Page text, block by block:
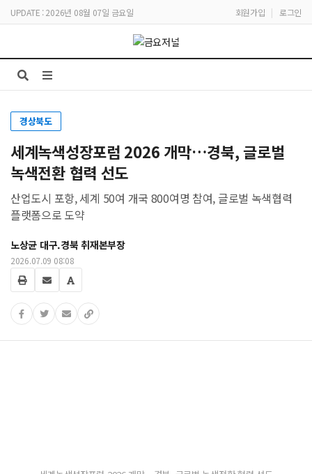
UPDATE : 2026년 08월 07일 금요일 회원가입 | 로그인
경상북도
세계녹색성장포럼 2026 개막…경북, 글로벌
녹색전환 협력 선도
산업도시 포항, 세계 50여 개국 800여명 참여, 글로벌 녹색협력
플랫폼으로 도약
노상균 대구.경북 취재본부장
2026.07.09 08:08